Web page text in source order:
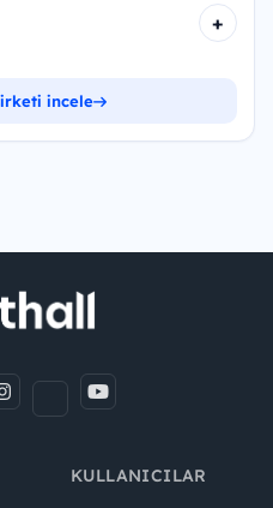
+
incele
KULLANICILAR